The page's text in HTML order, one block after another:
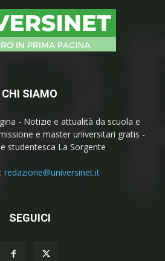
CHI SIAMO
- Notizie e attualità da scuola e
e master universitari gratis -
studentesca La Sorgente
redazione@universinet.it
SEGUICI